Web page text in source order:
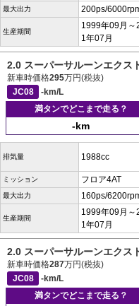
最大出力 200ps/
生産期間
1999年09月～
1年07月
2.0 スーパーサルーンエクス
新車時価格295万円(税抜)
JC08
-km/L
満タンでどこまで走る？
-km
排気量 1988cc
ミッション フロア4AT
最大出力 160ps/
生産期間
1999年09月～
1年07月
2.0 スーパーサルーンエクス
新車時価格287万円(税抜)
JC08
-km/L
満タンでどこまで走る？